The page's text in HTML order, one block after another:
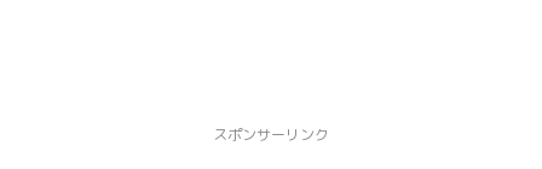
スポンサーリンク